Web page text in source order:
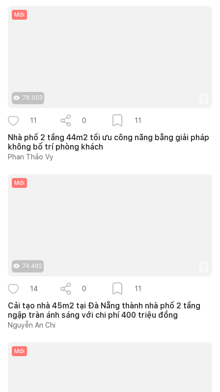
Mới
78.003
11 0 11
Nhà phố 2 tầng 44m2 tối ưu công năng bằng giải pháp
không bố trí phòng khách
Phan Thảo Vy
Mới
74.482
14 0 11
Cải tạo nhà 45m2 tại Đà Nẵng thành nhà phố 2 tầng
ngập tràn ánh sáng với chi phí 400 triệu đồng
Nguyễn An Chi
Mới